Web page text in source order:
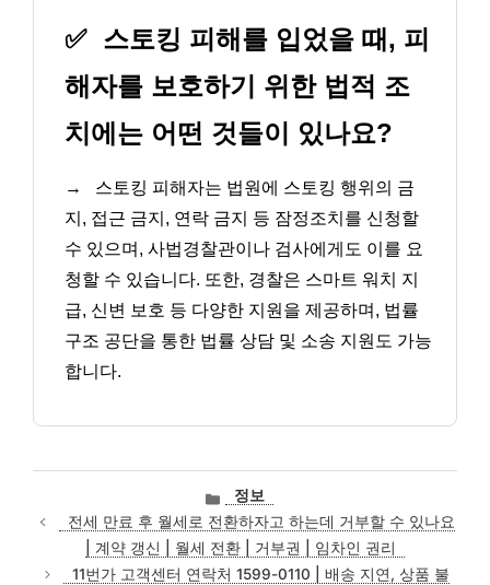
✅ 스토킹 피해를 입었을 때, 피
해자를 보호하기 위한 법적 조
치에는 어떤 것들이 있나요?
→
스토킹 피해자는 법원에 스토킹 행위의 금
지, 접근 금지, 연락 금지 등 잠정조치를 신청할
수 있으며, 사법경찰관이나 검사에게도 이를 요
청할 수 있습니다. 또한, 경찰은 스마트 워치 지
급, 신변 보호 등 다양한 지원을 제공하며, 법률
구조 공단을 통한 법률 상담 및 소송 지원도 가능
합니다.
카
테
고
리
정보
전세 만료 후 월세로 전환하자고 하는데 거부할 수 있나요
| 계약 갱신 | 월세 전환 | 거부권 | 임차인 권리
11번가 고객센터 연락처 1599-0110 | 배송 지연, 상품 불